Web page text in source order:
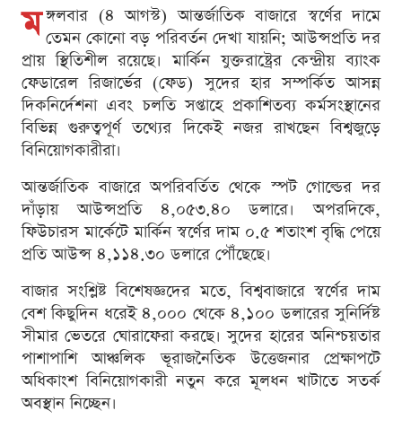
ম ঙ্গলবার (৪ আগস্ট) আন্তর্জাতিক বাজারে স্বর্ণের দামে
তেমন কোনো বড় পরিবর্তন দেখা যায়নি; আউন্সপ্রতি দর
প্রায় স্থিতিশীল রয়েছে। মার্কিন যুক্তরাষ্ট্রের কেন্দ্রীয় ব্যাংক
ফেডারেল রিজার্ভের (ফেড) সুদের হার সম্পর্কিত আসন্ন
দিকনির্দেশনা এবং চলতি সপ্তাহে প্রকাশিতব্য কর্মসংস্থানের
বিভিন্ন গুরুত্বপূর্ণ তথ্যের দিকেই নজর রাখছেন বিশ্বজুড়ে
বিনিয়োগকারীরা।
আন্তর্জাতিক বাজারে অপরিবর্তিত থেকে স্পট গোল্ডের দর
দাঁড়ায় আউন্সপ্রতি ৪,০৫৩.৪০ ডলারে। অপরদিকে,
ফিউচারস মার্কেটে মার্কিন স্বর্ণের দাম ০.৫ শতাংশ বৃদ্ধি পেয়ে
প্রতি আউন্স ৪,১১৪.৩০ ডলারে পৌঁছেছে।
বাজার সংশ্লিষ্ট বিশেষজ্ঞদের মতে, বিশ্ববাজারে স্বর্ণের দাম
বেশ কিছুদিন ধরেই ৪,০০০ থেকে ৪,১০০ ডলারের সুনির্দিষ্ট
সীমার ভেতরে ঘোরাফেরা করছে। সুদের হারের অনিশ্চয়তার
পাশাপাশি আঞ্চলিক ভূরাজনৈতিক উত্তেজনার প্রেক্ষাপটে
অধিকাংশ বিনিয়োগকারী নতুন করে মূলধন খাটাতে সতর্ক
অবস্থান নিচ্ছেন।